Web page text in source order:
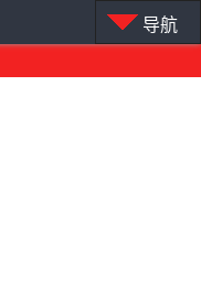
导航